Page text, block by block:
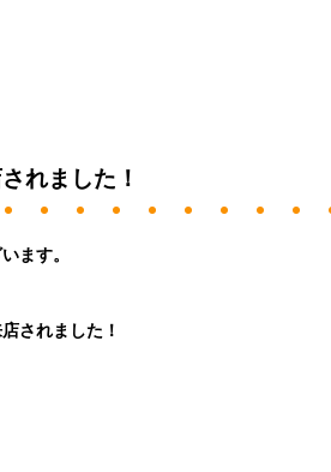
れました！
ます。
されました！